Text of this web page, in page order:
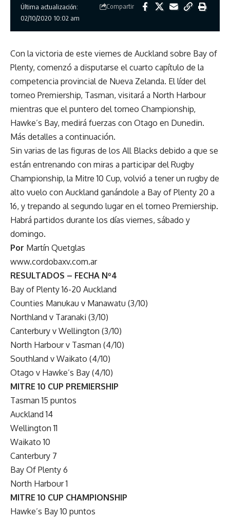
Última actualización:
02/10/2020 10:02 am
Compartir
Con la victoria de este viernes de Auckland sobre Bay of
Plenty, comenzó a disputarse el cuarto capítulo de la
competencia provincial de Nueva Zelanda. El líder del
torneo Premiership, Tasman, visitará a North Harbour
mientras que el puntero del torneo Championship,
Hawke’s Bay, medirá fuerzas con Otago en Dunedin.
Más detalles a continuación.
Sin varias de las figuras de los All Blacks debido a que se
están entrenando con miras a participar del Rugby
Championship, la Mitre 10 Cup, volvió a tener un rugby de
alto vuelo con Auckland ganándole a Bay of Plenty 20 a
16, y trepando al segundo lugar en el torneo Premiership.
Habrá partidos durante los días viernes, sábado y
domingo.
Por Martín Quetglas
www.cordobaxv.com.ar
RESULTADOS – FECHA Nº4
Bay of Plenty 16-20 Auckland
Counties Manukau v Manawatu (3/10)
Northland v Taranaki (3/10)
Canterbury v Wellington (3/10)
North Harbour v Tasman (4/10)
Southland v Waikato (4/10)
Otago v Hawke’s Bay (4/10)
MITRE 10 CUP PREMIERSHIP
Tasman 15 puntos
Auckland 14
Wellington 11
Waikato 10
Canterbury 7
Bay Of Plenty 6
North Harbour 1
MITRE 10 CUP CHAMPIONSHIP
Hawke’s Bay 10 puntos